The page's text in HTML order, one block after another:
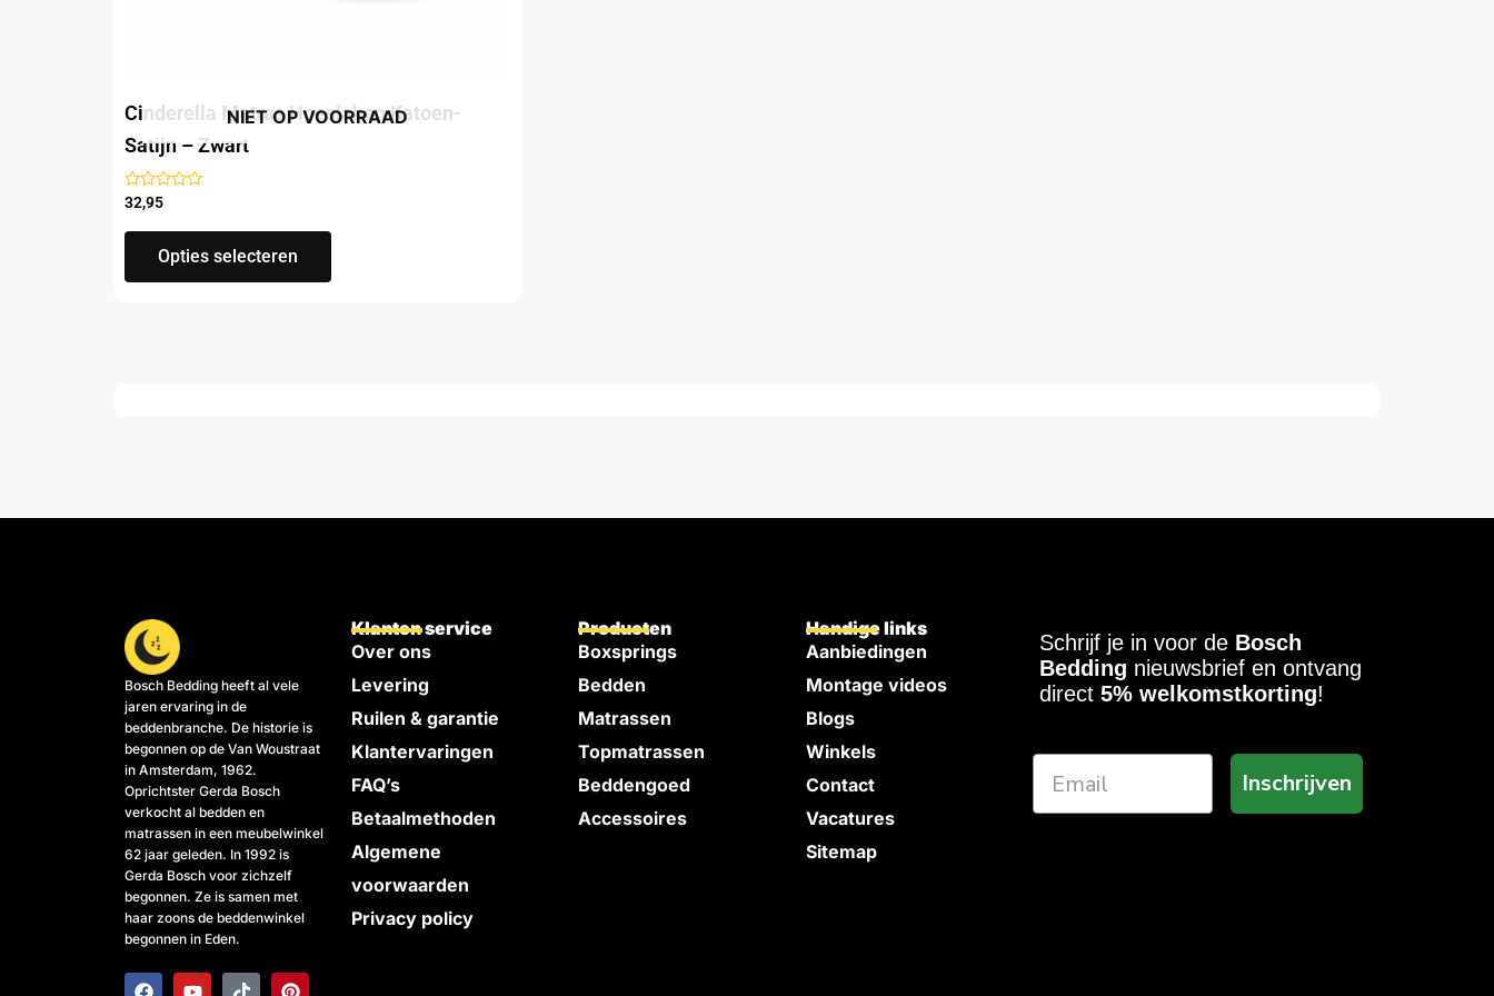
NIET OP VOORRAAD
Cinderella Matras Hoeslaken Katoen-
Satijn – Zwart
Gewaardeerd
5
32,95
Opties selecteren
Bosch Bedding heeft al vele
jaren ervaring in de
beddenbranche. De historie is
begonnen op de Van Woustraat
in Amsterdam, 1962.
Oprichtster Gerda Bosch
verkocht al bedden en
matrassen in een meubelwinkel
62 jaar geleden. In 1992 is
Gerda Bosch voor zichzelf
begonnen. Ze is samen met
haar zoons de beddenwinkel
begonnen in Eden.
F
Y
T
P
I
Klanten service
Over ons
Levering
Ruilen & garantie
Klantervaringen
FAQ’s
Betaalmethoden
Algemene
voorwaarden
Privacy policy
Producten
Boxsprings
Bedden
Matrassen
Topmatrassen
Beddengoed
Accessoires
Handige links
Aanbiedingen
Montage videos
Blogs
Winkels
Contact
Vacatures
Sitemap
Schrijf je in voor de Bosch
Bedding nieuwsbrief en ontvang
direct 5% welkomstkorting!
Inschrijven